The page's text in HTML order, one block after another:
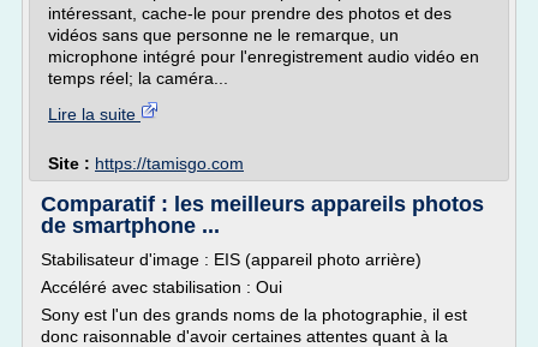
intéressant, cache-le pour prendre des photos et des
vidéos sans que personne ne le remarque, un
microphone intégré pour l'enregistrement audio vidéo en
temps réel; la caméra...
Lire la suite
Site : https://tamisgo.com
Comparatif : les meilleurs appareils photos
de smartphone ...
Stabilisateur d'image : EIS (appareil photo arrière)
Accéléré avec stabilisation : Oui
Sony est l'un des grands noms de la photographie, il est
donc raisonnable d'avoir certaines attentes quant à la